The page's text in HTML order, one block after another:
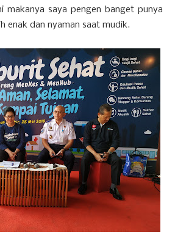
makanya saya pengen banget punya
enak dan nyaman saat mudik.